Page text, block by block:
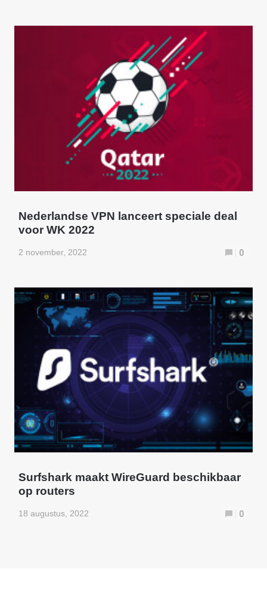
Nederlandse VPN lanceert speciale deal
voor WK 2022
2 november, 2022 0
Surfshark maakt WireGuard beschikbaar
op routers
18 augustus, 2022 0